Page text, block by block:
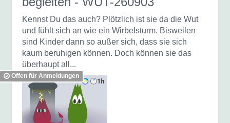
Kennst Du das auch? Plötzlich ist sie da die Wut
und fühlt sich an wie ein Wirbelsturm. Bisweilen
sind Kinder dann so außer sich, dass sie sich
kaum beruhigen können. Doch können sie das
überhaupt all...
Offen für Anmeldungen